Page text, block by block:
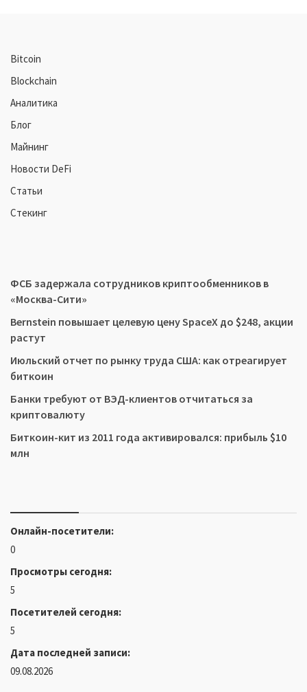
Bitcoin
Blockchain
Аналитика
Блог
Майнинг
Новости DeFi
Статьи
Стекинг
ФСБ задержала сотрудников криптообменников в
«Москва-Сити»
Bernstein повышает целевую цену SpaceX до $248, акции
растут
Июльский отчет по рынку труда США: как отреагирует
биткоин
Банки требуют от ВЭД-клиентов отчитаться за
криптовалюту
Биткоин-кит из 2011 года активировался: прибыль $10
млн
Онлайн-посетители:
0
Просмотры сегодня:
5
Посетителей сегодня:
5
Дата последней записи:
09.08.2026